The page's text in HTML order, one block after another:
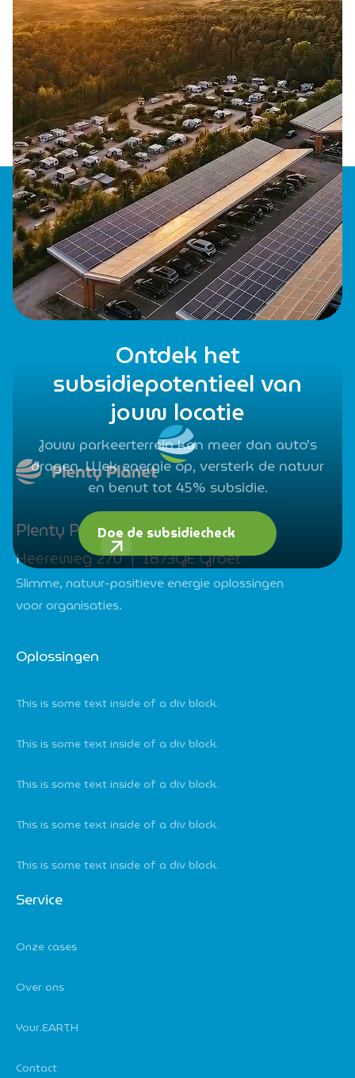
Ontdek het
subsidiepotentieel van
jouw locatie
Jouw parkeerterrein kan meer dan auto’s
dragen. Wek energie op, versterk de natuur
en benut tot 45% subsidie.
Doe de subsidiecheck
Plenty Planet B.V.
Heereweg 270 | 1873GE Groet
Slimme, natuur-positieve energie oplossingen
voor organisaties.
Oplossingen
This is some text inside of a div block.
This is some text inside of a div block.
This is some text inside of a div block.
This is some text inside of a div block.
This is some text inside of a div block.
Service
Onze cases
Over ons
Your.EARTH
Contact